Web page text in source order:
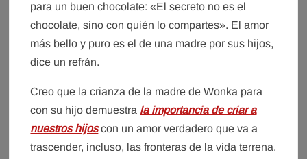
para un buen chocolate: «El secreto no es el
chocolate, sino con quién lo compartes». El amor
más bello y puro es el de una madre por sus hijos,
dice un refrán.
Creo que la crianza de la madre de Wonka para
con su hijo demuestra la importancia de criar a
nuestros hijos con un amor verdadero que va a
trascender, incluso, las fronteras de la vida terrena.